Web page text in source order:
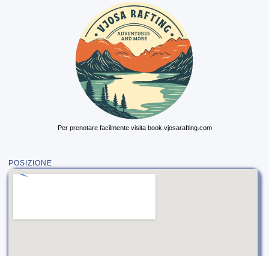
Per prenotare facilmente visita book.vjosarafting.com
POSIZIONE